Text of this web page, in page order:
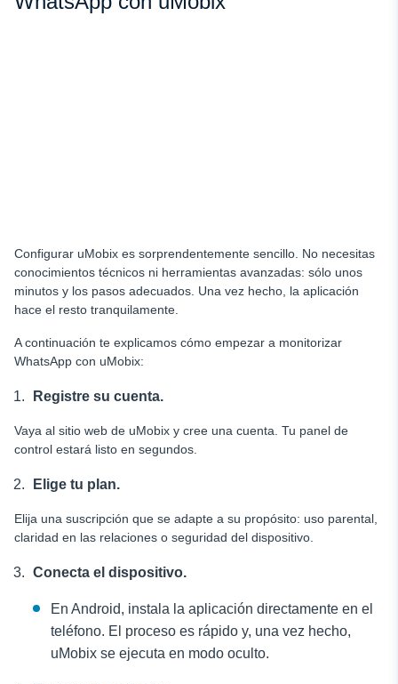
Configurar uMobix es sorprendentemente sencillo. No necesitas
conocimientos técnicos ni herramientas avanzadas: sólo unos
minutos y los pasos adecuados. Una vez hecho, la aplicación
hace el resto tranquilamente.
A continuación te explicamos cómo empezar a monitorizar
WhatsApp con uMobix:
Registre su cuenta.
Vaya al sitio web de uMobix y cree una cuenta. Tu panel de
control estará listo en segundos.
Elige tu plan.
Elija una suscripción que se adapte a su propósito: uso parental,
claridad en las relaciones o seguridad del dispositivo.
Conecta el dispositivo.
En Android, instala la aplicación directamente en el
teléfono. El proceso es rápido y, una vez hecho,
uMobix se ejecuta en modo oculto.